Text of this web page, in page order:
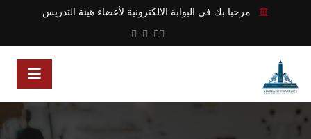
مرحبا بك في البوابة الالكترونية لأعضاء هيئة التدريس